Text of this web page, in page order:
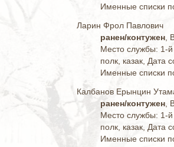
Именные списки
Ларин Фрол Павлович
ранен/контужен ,
Место службы: 1-й
полк, казак, Дата
Именные списки
Калбанов Ерынцин
ранен/контужен ,
Место службы: 1-й
полк, казак, Дата
Именные списки